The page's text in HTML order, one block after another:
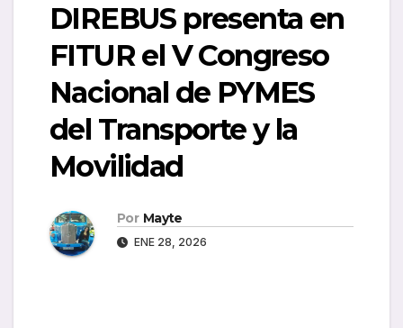
DIREBUS presenta en
FITUR el V Congreso
Nacional de PYMES
del Transporte y la
Movilidad
Por Mayte
ENE 28, 2026